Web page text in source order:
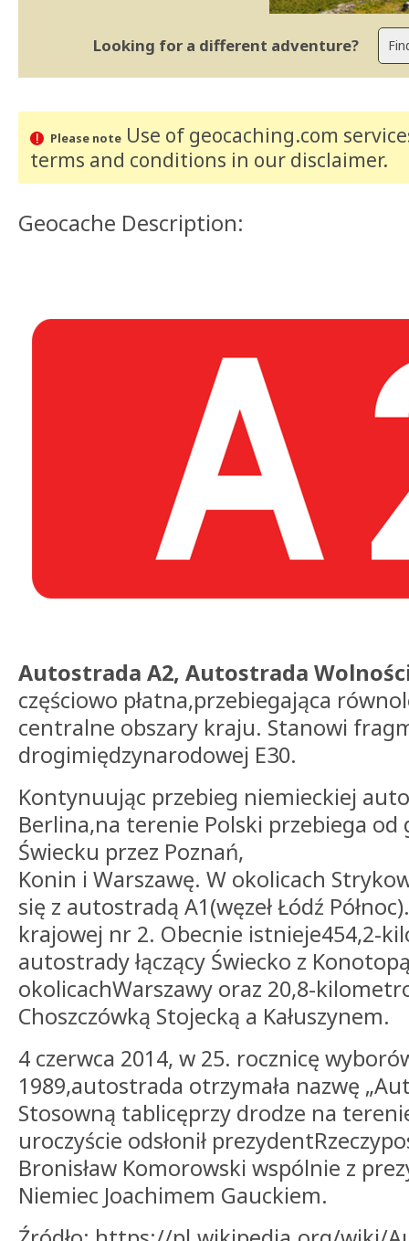
Looking for a different adventure?
Please noteUse of geocaching.com
terms and conditions in our disclaimer.
Geocache Description:
Autostrada A2, Autostrada
częściowo płatna,przebiegająca
centralne obszary kraju. Stanowi
drogimiędzynarodowej E30.
Kontynuując przebieg niemieckiej
Berlina,na terenie Polski przebiega od
Świecku przez Poznań,
Konin i Warszawę. W okolicach
się z autostradą A1(węzeł Łódź
krajowej nr 2. Obecnie istnieje454,2-
autostrady łączący Świecko z
okolicachWarszawy oraz 20,8-
Choszczówką Stojecką a Kałuszynem.
4 czerwca 2014, w 25. rocznicę
1989,autostrada otrzymała nazwę
Stosowną tablicęprzy drodze na
uroczyście odsłonił
Bronisław Komorowski wspólnie z
Niemiec Joachimem Gauckiem.